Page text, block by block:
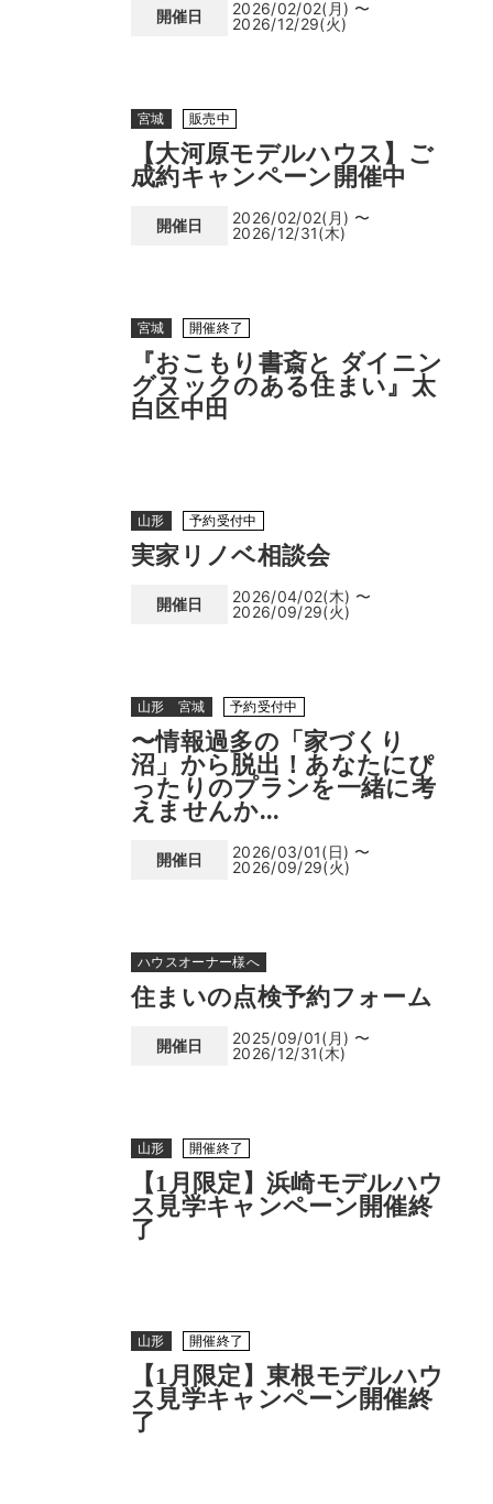
開催日
2026/02/02(月) 〜
2026/12/29(火)
宮城 販売中
【大河原モデルハウス】ご
成約キャンペーン開催中
開催日
2026/02/02(月) 〜
2026/12/31(木)
宮城 開催終了
『おこもり書斎と ダイニン
グヌックのある住まい』太
白区中田
山形 予約受付中
実家リノベ相談会
開催日
2026/04/02(木) 〜
2026/09/29(火)
山形 宮城 予約受付中
〜情報過多の「家づくり
沼」から脱出！あなたにぴ
ったりのプランを一緒に考
えませんか...
開催日
2026/03/01(日) 〜
2026/09/29(火)
ハウスオーナー様へ
住まいの点検予約フォーム
開催日
2025/09/01(月) 〜
2026/12/31(木)
山形 開催終了
【1月限定】浜崎モデルハウ
ス見学キャンペーン開催終
了
山形 開催終了
【1月限定】東根モデルハウ
ス見学キャンペーン開催終
了